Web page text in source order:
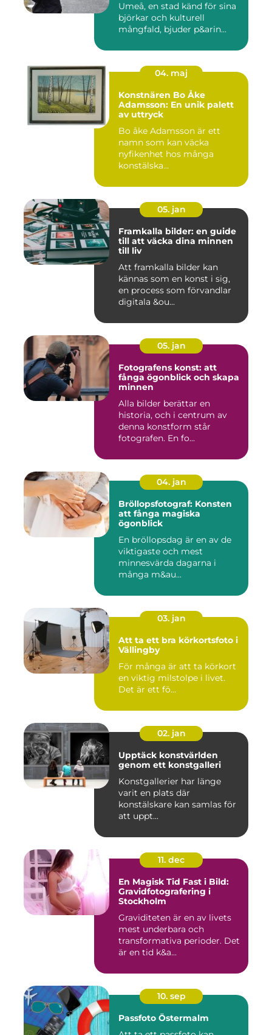
Umeå, en stad känd för sina
björkar och kulturell
mångfald, bjuder p&arin...
04. maj
Konstnären Bo Åke
Adamsson: En unik palett
av uttryck
Bo åke Adamsson är ett
namn som kan väcka
nyfikenhet hos många
konstälska...
05. jan
Framkalla bilder: en guide
till att väcka dina minnen
till liv
Att framkalla bilder kan
kännas som en konst i sig,
en process som förvandlar
digitala &ou...
05. jan
Fotografens konst: att
fånga ögonblick och skapa
minnen
Alla bilder berättar en
historia, och i centrum av
denna konstform står
fotografen. En fo...
04. jan
Bröllopsfotograf: Konsten
att fånga magiska
ögonblick
En bröllopsdag är en av de
viktigaste och mest
minnesvärda dagarna i
många m&au...
03. jan
Att ta ett bra körkortsfoto i
Vällingby
För många är att ta körkort
en viktig milstolpe i livet.
Det är ett fö...
02. jan
Upptäck konstvärlden
genom ett konstgalleri
Konstgallerier har länge
varit en plats där
konstälskare kan samlas för
att uppt...
11. dec
En Magisk Tid Fast i Bild:
Gravidfotografering i
Stockholm
Graviditeten är en av livets
mest underbara och
transformativa perioder. Det
är en tid k&a...
10. sep
Passfoto Östermalm